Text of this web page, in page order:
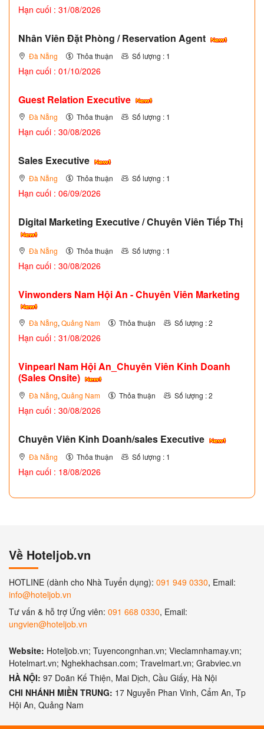
Hạn cuối : 31/08/2026
Nhân Viên Đặt Phòng / Reservation Agent
Đà Nẵng Thỏa thuận Số lượng : 1
Hạn cuối : 01/10/2026
Guest Relation Executive
Đà Nẵng Thỏa thuận Số lượng : 1
Hạn cuối : 30/08/2026
Sales Executive
Đà Nẵng Thỏa thuận Số lượng : 1
Hạn cuối : 06/09/2026
Digital Marketing Executive / Chuyên Viên Tiếp Thị
Đà Nẵng Thỏa thuận Số lượng : 1
Hạn cuối : 30/08/2026
Vinwonders Nam Hội An - Chuyên Viên Marketing
Đà Nẵng, Quảng Nam Thỏa thuận Số lượng : 2
Hạn cuối : 31/08/2026
Vinpearl Nam Hội An_Chuyên Viên Kinh Doanh
(Sales Onsite)
Đà Nẵng, Quảng Nam Thỏa thuận Số lượng : 2
Hạn cuối : 30/08/2026
Chuyên Viên Kinh Doanh/sales Executive
Đà Nẵng Thỏa thuận Số lượng : 1
Hạn cuối : 18/08/2026
Về Hoteljob.vn
HOTLINE (dành cho Nhà Tuyển dụng): 091 949 0330, Email:
info@hoteljob.vn
Tư vấn & hỗ trợ Ứng viên: 091 668 0330, Email:
ungvien@hoteljob.vn
Website: Hoteljob.vn; Tuyencongnhan.vn; Vieclamnhamay.vn;
Hotelmart.vn; Nghekhachsan.com; Travelmart.vn; Grabviec.vn
HÀ NỘI: 97 Doãn Kế Thiện, Mai Dịch, Cầu Giấy, Hà Nội
CHI NHÁNH MIỀN TRUNG: 17 Nguyễn Phan Vinh, Cẩm An, Tp
Hội An, Quảng Nam